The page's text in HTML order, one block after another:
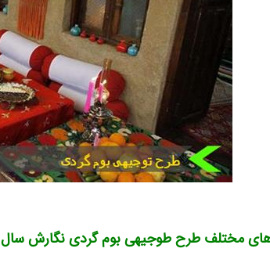
طرح طوجیهی بوم گردی نگارش سال 1402 شامل فایل ورد + پی دی اف: